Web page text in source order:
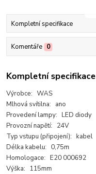
Kompletní specifikace
Komentáře 0
Kompletní specifikace
Výrobce: WAS
Mlhová svítilna: ano
Provedení lampy: LED diody
Provozní napětí: 24V
Typ vstupu (připojení): kabel
Délka kabelu: 0,75m
Homologace: E20 000692
Výška: 115mm